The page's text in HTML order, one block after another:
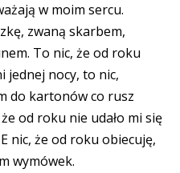
w moim sercu.
zwaną skarbem,
To nic, że od roku
jednej nocy, to nic,
do kartonów co rusz
od roku nie udało mi się
nic, że od roku obiecuję,
wymówek.